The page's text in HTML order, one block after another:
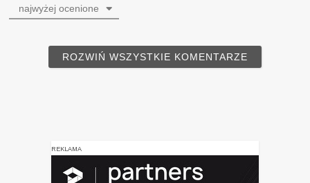
najwyżej ocenione
ROZWIŃ WSZYSTKIE KOMENTARZE
REKLAMA